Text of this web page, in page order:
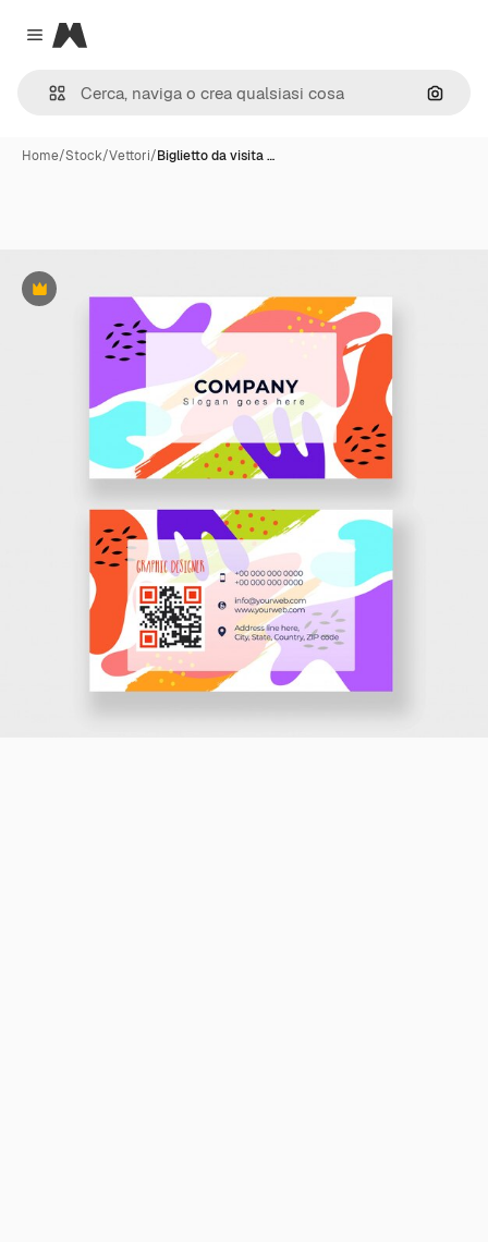
Close menu
Magnific
Cerca
Home/Stock/Vettori/Biglietto da visita …
Premium